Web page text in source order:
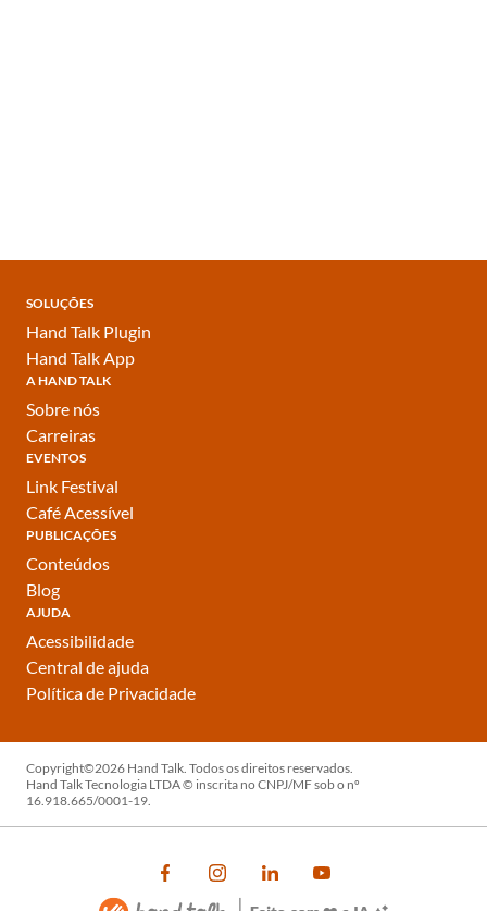
SOLUÇÕES
Hand Talk Plugin
Hand Talk App
A HAND TALK
Sobre nós
Carreiras
EVENTOS
Link Festival
Café Acessível
PUBLICAÇÕES
Conteúdos
Blog
AJUDA
Acessibilidade
Central de ajuda
Política de Privacidade
Copyright©2026 Hand Talk. Todos os direitos reservados.
Hand Talk Tecnologia LTDA © inscrita no CNPJ/MF sob o nº
16.918.665/0001-19.